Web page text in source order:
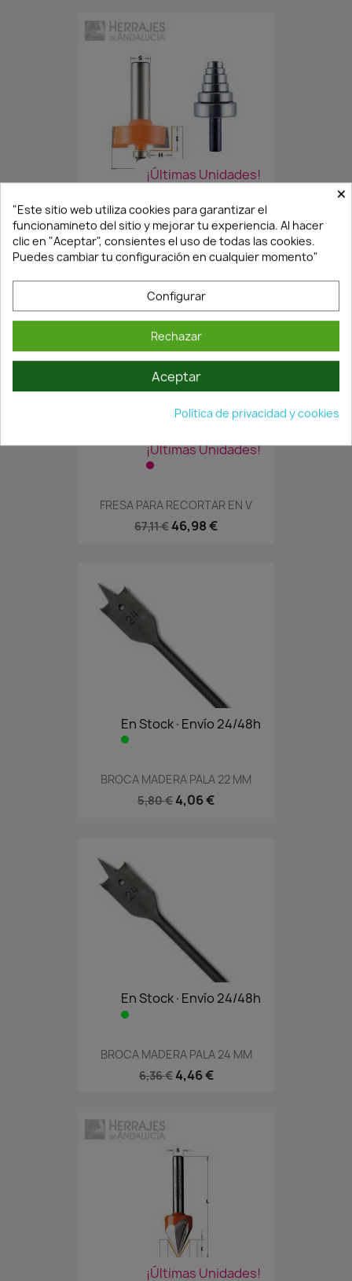
¡Últimas Unidades!
JUEGO DE FRESAS PARA REBAJES
151,23 €105,86 €
¡Últimas Unidades!
FRESA PARA RECORTAR EN V
67,11 € 46,98 €
En Stock·Envío 24/48h
BROCA MADERA PALA 22 MM
5,80 € 4,06 €
En Stock·Envío 24/48h
BROCA MADERA PALA 24 MM
6,36 € 4,46 €
¡Últimas Unidades!
×
"Este sitio web utiliza cookies para garantizar el
funcionamineto del sitio y mejorar tu experiencia. Al hacer
clic en "Aceptar", consientes el uso de todas las cookies.
Puedes cambiar tu configuración en cualquier momento"
Configurar
Rechazar
Aceptar
Política de privacidad y cookies